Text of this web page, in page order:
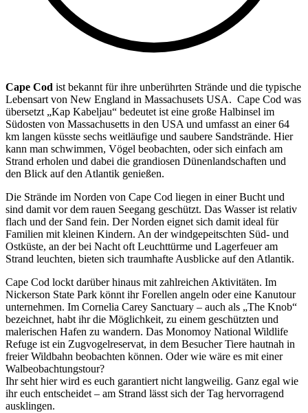
Cape Cod ist bekannt für ihre unberührten Strände und die typische
Lebensart von New England in Massachusets USA. Cape Cod was
übersetzt „Kap Kabeljau“ bedeutet ist eine große Halbinsel im
Südosten von Massachusetts in den USA und umfasst an einer 64
km langen küsste sechs weitläufige und saubere Sandstrände. Hier
kann man schwimmen, Vögel beobachten, oder sich einfach am
Strand erholen und dabei die grandiosen Dünenlandschaften und
den Blick auf den Atlantik genießen.
Die Strände im Norden von Cape Cod liegen in einer Bucht und
sind damit vor dem rauen Seegang geschützt. Das Wasser ist relativ
flach und der Sand fein. Der Norden eignet sich damit ideal für
Familien mit kleinen Kindern. An der windgepeitschten Süd- und
Ostküste, an der bei Nacht oft Leuchttürme und Lagerfeuer am
Strand leuchten, bieten sich traumhafte Ausblicke auf den Atlantik.
Cape Cod lockt darüber hinaus mit zahlreichen Aktivitäten. Im
Nickerson State Park könnt ihr Forellen angeln oder eine Kanutour
unternehmen. Im Cornelia Carey Sanctuary – auch als „The Knob“
bezeichnet, habt ihr die Möglichkeit, zu einem geschützten und
malerischen Hafen zu wandern. Das Monomoy National Wildlife
Refuge ist ein Zugvogelreservat, in dem Besucher Tiere hautnah in
freier Wildbahn beobachten können. Oder wie wäre es mit einer
Walbeobachtungstour?
Ihr seht hier wird es euch garantiert nicht langweilig. Ganz egal wie
ihr euch entscheidet – am Strand lässt sich der Tag hervorragend
ausklingen.